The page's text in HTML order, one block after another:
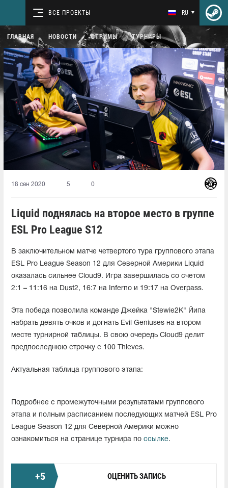
ВСЕ ПРОЕКТЫ RU
ГЛАВНАЯ НОВОСТИ СТРИМЫ ТУРНИРЫ
18 сен 2020 5 0
Liquid поднялась на второе место в группе
ESL Pro League S12
В заключительном матче четвертого тура группового этапа
ESL Pro League Season 12 для Северной Америки Liquid
оказалась сильнее Cloud9. Игра завершилась со счетом
2:1 – 11:16 на Dust2, 16:7 на Inferno и 19:17 на Overpass.
Эта победа позволила команде Джейка "Stewie2K⁠" Йипа
набрать девять очков и догнать Evil Geniuses на втором
месте турнирной таблицы. В свою очередь Cloud9 делит
предпоследнюю строчку с 100 Thieves.
Актуальная таблица группового этапа:
Подробнее с промежуточными результатами группового
этапа и полным расписанием последующих матчей ESL Pro
League Season 12 для Северной Америки можно
ознакомиться на странице турнира по ссылке.
+5 ОЦЕНИТЬ ЗАПИСЬ